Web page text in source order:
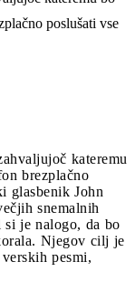
poslušati vse
kateremu
brezplačno
glasbenik John
snemalnih
je nalogo, da bo
Njegov cilj je
pesmi,